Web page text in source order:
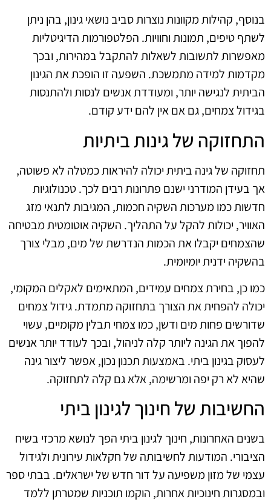
בנוסף, קהילות מקוונות נוצרות סביב נושאי גינון, בהן ניתן
לשתף טיפים, תמונות וחוויות. הפלטפורמות הדיגיטליות
מאפשרות לתשובות לשאלות להתקבל במהירות, ובכך
מקדמות למידה מתמשכת. השפעה זו הופכת את הגינון
הביתית לנגישה יותר, ומעודדת אנשים לנסות ולהתנסות
בגידול צמחים, גם אם אין להם ידע קודם.
התחזוקה של גינות ביתיות
תחזוקה של גינה ביתית יכולה להיראות כמטלה לא פשוטה,
אך בעידן המודרני ישנם פתרונות רבים לכך. טכנולוגיות
חדשות כמו מערכות השקיה חכמות, המגיבות לתנאי מזג
האוויר, יכולות להקל על התהליך. השקיה אוטומטית מבטיחה
שהצמחים יקבלו את הכמות הנדרשת של מים, מבלי צורך
בהשקיה ידנית יומיומית.
כמו כן, בחירת צמחים עמידים, המתאימים לאקלים המקומי,
יכולה להפחית את הצורך בתחזוקה מתמדת. גידול צמחים
שדורשים פחות מים ודשן, כמו צמחי תבלין מקומיים, עשוי
להפוך את הגינה ליותר קלה לניהול, ובכך לעודד יותר אנשים
לעסוק בגינון ביתי. באמצעות תכנון נכון, אפשר ליצור גינה
שהיא לא רק יפה ומרשימה, אלא גם קלה לתחזוקה.
החשיבות של חינוך לגינון ביתי
בשנים האחרונות, חינוך לגינון ביתי הפך לנושא מרכזי בשיח
הציבורי. המודעות לחשיבותה של חקלאות עירונית ולגידול
עצמי של מזון משפיעה על דור חדש של ישראלים. בבתי ספר
ובמסגרות חינוכיות אחרות, הוקמו תוכניות שמטרתן ללמד